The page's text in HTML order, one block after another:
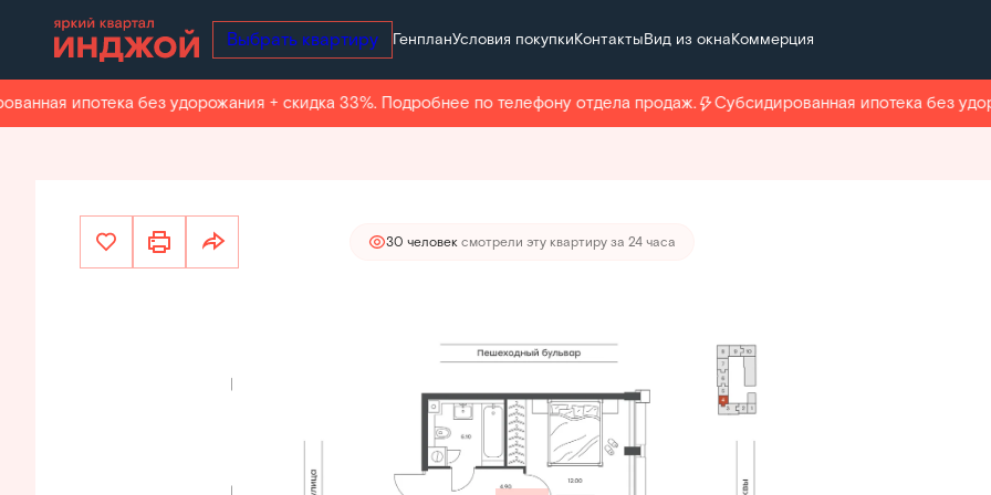
Выбрать квартиру ГенпланУсловия покупкиКонтактыВид из окнаКоммерция
ипотека без удорожания + скидка 33%. Подробнее по телефону отдела продаж. Субсидированная ипотека без
2-комнатная41.4 м2
24 063 215 руб.Ипотекаот 107 050 руб./мес.
30 человек смотрели эту квартиру за 24 часа